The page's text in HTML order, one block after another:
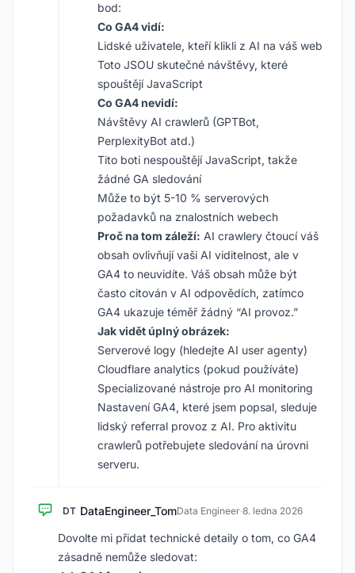
bod:
Co GA4 vidí:
Lidské uživatele, kteří klikli z AI na váš web
Toto JSOU skutečné návštěvy, které
spouštějí JavaScript
Co GA4 nevidí:
Návštěvy AI crawlerů (GPTBot,
PerplexityBot atd.)
Tito boti nespouštějí JavaScript, takže
žádné GA sledování
Může to být 5-10 % serverových
požadavků na znalostních webech
Proč na tom záleží: AI crawlery čtoucí váš
obsah ovlivňují vaši AI viditelnost, ale v
GA4 to neuvidíte. Váš obsah může být
často citován v AI odpovědích, zatímco
GA4 ukazuje téměř žádný “AI provoz.”
Jak vidět úplný obrázek:
Serverové logy (hledejte AI user agenty)
Cloudflare analytics (pokud používáte)
Specializované nástroje pro AI monitoring
Nastavení GA4, které jsem popsal, sleduje
lidský referral provoz z AI. Pro aktivitu
crawlerů potřebujete sledování na úrovni
serveru.
DT DataEngineer_TomData Engineer·8. ledna 2026
Dovolte mi přidat technické detaily o tom, co GA4
zásadně nemůže sledovat: